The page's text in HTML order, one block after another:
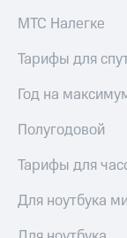
Другое
Контакты
развитие
деловая этика
На главную
МТС Налегке
Тарифы для
Год на
Полугодовой
Тарифы для
Для ноутбука